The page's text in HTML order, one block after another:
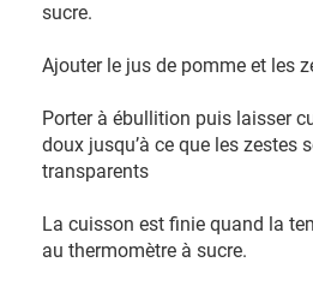
sucre.
Ajouter le jus de pomme et les
Porter à ébullition puis laisser
doux jusqu’à ce que les zestes
transparents
La cuisson est finie quand la
au thermomètre à sucre.